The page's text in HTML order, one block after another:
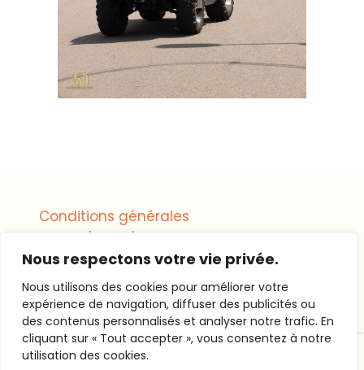
Nous respectons votre vie privée.
Nous utilisons des cookies pour améliorer votre
expérience de navigation, diffuser des publicités ou
des contenus personnalisés et analyser notre trafic. En
cliquant sur « Tout accepter », vous consentez à notre
utilisation des cookies.
Conditions générales
de vente
Mentions légales
© artstudiophotos tous droits réservés 2025